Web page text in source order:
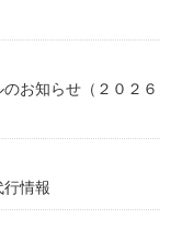
お知らせ（２０２６
行情報